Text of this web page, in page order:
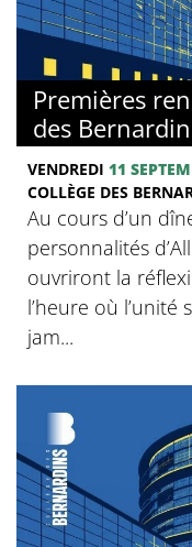
Premières
des
VENDREDI 11
COLLÈGE DES
Au cours d’un
personnalités
ouvriront la
l’heure où
jam...